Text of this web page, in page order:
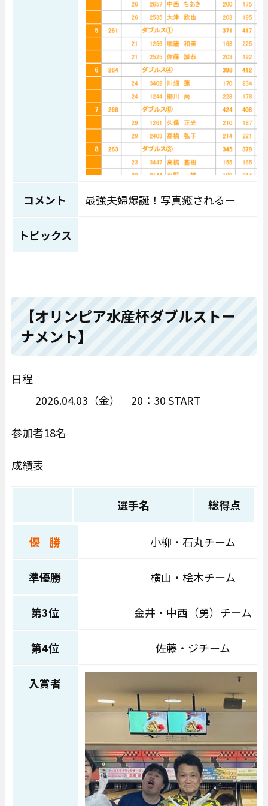
コメント 最強夫婦爆誕！写真癒されるー
トピックス
【オリンピア水産杯ダブルストー
ナメント】
日程
2026.04.03（金） 20：30 START
参加者18名
成績表
選手名 総得点
優 勝 小柳・石丸チーム
準優勝 横山・桧木チーム
第3位 金井・中西（勇）チーム
第4位 佐藤・ジチーム
入賞者